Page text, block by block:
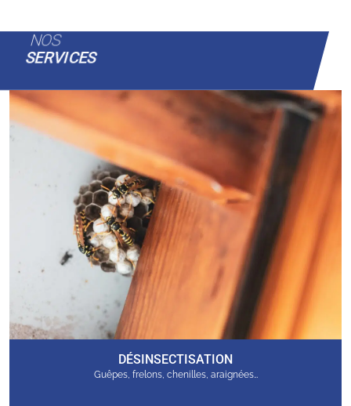
NOS
SERVICES
DÉSINSECTISATION
Guêpes, frelons, chenilles, araignées…